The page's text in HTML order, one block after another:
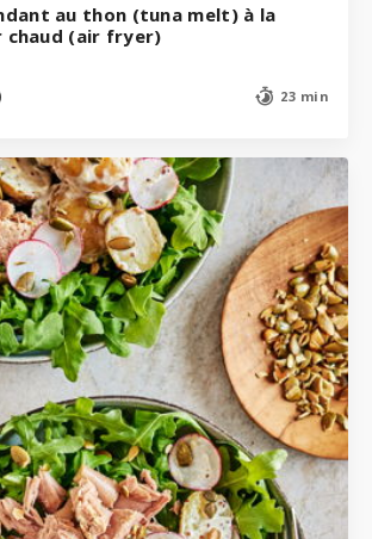
au thon (tuna melt) à la
chaud (air fryer)
23 min